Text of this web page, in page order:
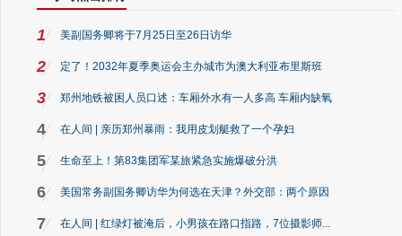
1 美副国务卿将于7月25日至26日访华
2 定了！2032年夏季奥运会主办城市为澳大利亚布里斯班
3 郑州地铁被困人员口述：车厢外水有一人多高 车厢内缺氧
4 在人间 | 亲历郑州暴雨：我用皮划艇救了一个孕妇
5 生命至上！第83集团军某旅紧急实施爆破分洪
6 美国常务副国务卿访华为何选在天津？外交部：两个原因
7 在人间 | 红绿灯被淹后，小男孩在路口指路，7位摄影师...